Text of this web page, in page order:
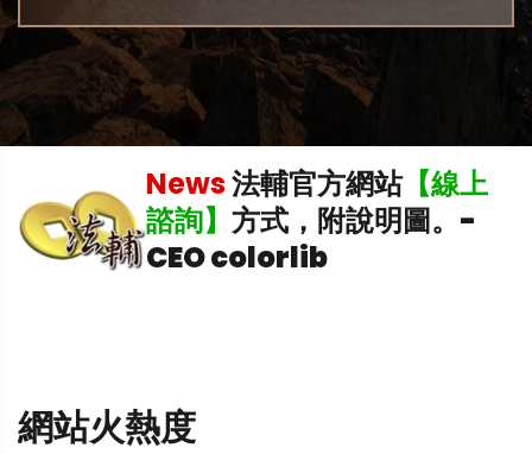
News法輔官方網站【線上
諮詢】 方式，附說明圖。 -
CEO colorlib
網站火熱度